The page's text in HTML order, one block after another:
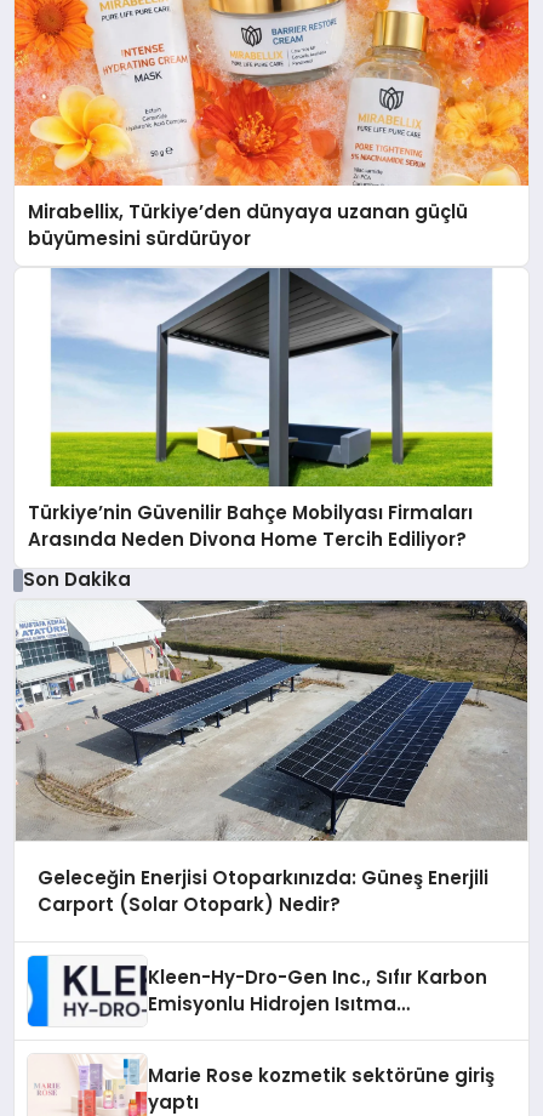
Mirabellix, Türkiye’den dünyaya uzanan güçlü
büyümesini sürdürüyor
Türkiye’nin Güvenilir Bahçe Mobilyası Firmaları
Arasında Neden Divona Home Tercih Ediliyor?
Son Dakika
Geleceğin Enerjisi Otoparkınızda: Güneş Enerjili
Carport (Solar Otopark) Nedir?
Kleen-Hy-Dro-Gen Inc., Sıfır Karbon
Emisyonlu Hidrojen Isıtma
Marie Rose kozmetik sektörüne giriş
yaptı